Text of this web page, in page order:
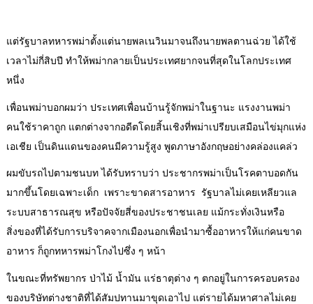
แต่รัฐบาลทหารพม่าตั้งแต่นายพลเนวินมาจนถึงนายพลตานฉ่วย ได้ใช้
เวลาไม่กี่สิบปี ทำให้พม่ากลายเป็นประเทศยากจนที่สุดในโลกประเทศ
หนึ่ง
เพื่อนพม่าบอกผมว่า ประเทศเพื่อนบ้านรู้จักพม่าในฐานะ แรงงานพม่า
คนใช้ราคาถูก แตกต่างจากอดีตโดยสิ้นเชิงที่พม่าเปรียบเสมือนไข่มุกแห่ง
เอเชีย เป็นดินแดนของคนมีความรู้สูง พูดภาษาอังกฤษอย่างคล่องแคล่ว
ผมขับรถไปตามชนบท ได้รับทราบว่า ประชากรพม่าเป็นโรคตาบอดกัน
มากขึ้นโดยเฉพาะเด็ก เพราะขาดสารอาหาร รัฐบาลไม่เคยเหลียวแล
ระบบสาธารณสุข หรือปัจจัยสี่ของประชาชนเลย แม้กระทั่งเงินหรือ
สิ่งของที่ได้รับการบริจาคจากเมืองนอกเพื่อนำมาซื้ออาหารให้แก่คนขาด
อาหาร ก็ถูกทหารพม่าโกงไปซึ่ง ๆ หน้า
ในขณะที่ทรัพยากร ป่าไม้ น้ำมัน แร่ธาตุต่าง ๆ ตกอยู่ในการครอบครอง
ของบริษัทต่างชาติที่ได้สัมปทานมาขุดเอาไป แต่รายได้มหาศาลไม่เคย